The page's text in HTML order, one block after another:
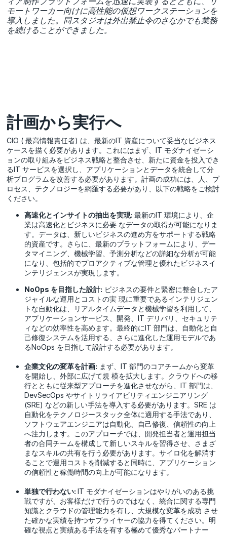
モートワーカー向けに高性能の仮想ワークステーションを
導入しました。同スタジオは外出禁止令のさなかでも業務
を続けることができました。
計画から実行へ
CIO ( 最高情報責任者) は、最新のIT 資産について妥当なビジネス
ケースを描く必要があります。これにはまず、IT モダナイゼーシ
ョンの取り組みをビジネス戦略と整合させ、新たに資金を投入でき
るIT サービスを選択し、アプリケーションとデータを統合して分
析プログラムを改善する必要があります。計画の成功には、人、プ
ロセス、テクノロジーを網羅する必要があり、以下の戦略をご検討
ください。
高速化とインサイトの抽出を実現:最新のIT 環境により、企
業は高速化とビジネスに必要 なデータの取得が可能になりま
す。データは、新しいビジネスの進め方をサポートする戦略
的資産です。さらに、最新のプラットフォームにより、デー
タマイニング、機械学習、予測分析などの詳細な分析が可能
になり、包括的でプロアクティブな管理と優れたビジネスイ
ンテリジェンスが実現します。
NoOps を目指した設計: ビジネスの要件と緊密に整合したア
ジャイルな運用とコストの実 現に重要であるインテリジェン
トな自動化は、リアルタイムデータと機械学習を利用して、
アプリケーションサービス、開発、IT デリバリ、セキュリテ
ィなどの効率性を高めます。最終的にIT 部門は、自動化と自
己修復システムを活用する、さらに進化した運用モデルであ
るNoOps を目指して設計する必要があります。
企業文化の変革を計画: まず、IT 部門のコアチームから変革
を開始し、外部に広げて規 模を拡大します。クラウドへの移
行とともに従来型アプローチを進化させながら、IT 部門は、
DevSecOps やサイトリライアビリティエンジニアリング
(SRE) などの新しい手法を導入する必要があります。SRE は
自動化をテクノロジースタック全体に適用する手法であり、
ソフトウェアエンジニアは自動化、自己修復、信頼性の向上
へ注力します。このアプローチでは、開発担当者と運用担当
者の合同チームを構成して新しいスキルを習得させ、さまざ
まなスキルの共有を行う必要があります。サイロ化を解消す
ることで運用コストを削減すると同時に、アプリケーション
の信頼性と稼働時間の向上が可能になります。
単独で行わない:IT モダナイゼーションはやりがいのある挑
戦ですが、お客様だけで行うのではなく、統合に関する専門
知識とクラウドの管理能力を有し、大規模な変革を成功 させ
た確かな実績を持つサプライヤーの協力を得てください。明
確な視点と実績ある手法を有する極めて優秀なパートナー